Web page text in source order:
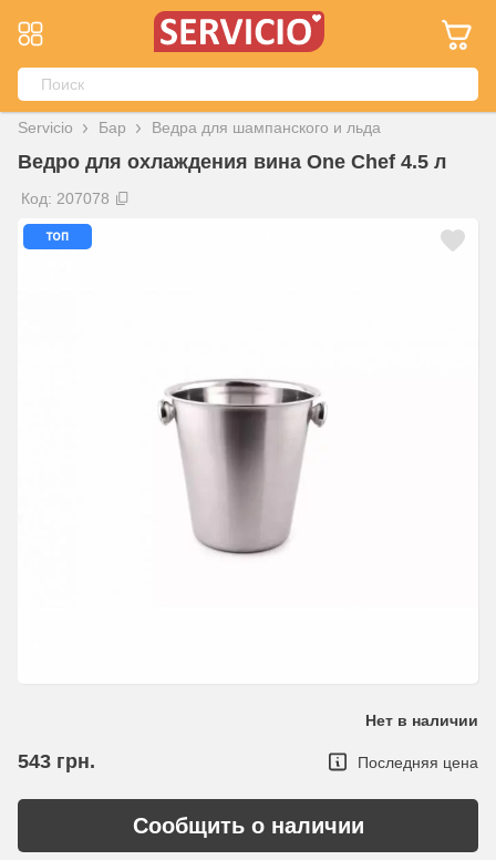
Servicio Бар Ведра для шампанского и льда
Ведро для охлаждения вина One Chef 4.5 л
Код: 207078
топ
Нет в наличии
543 грн. Последняя цена
Сообщить о наличии